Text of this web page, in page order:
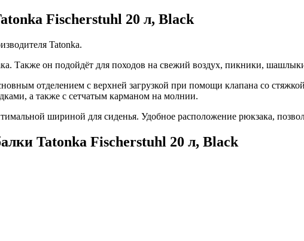
Fischerstuhl 20 л, Black
Tatonka.
Также он подойдёт для походов на свежий воздух, пикники,
отделением с верхней загрузкой при помощи клапана со
а также с сетчатым карманом на молнии.
шириной для сиденья. Удобное расположение рюкзака,
Tatonka Fischerstuhl 20 л, Black